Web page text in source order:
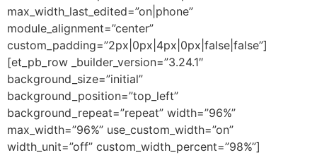
max_width_last_edited=”on|phone”
module_alignment=”center”
custom_padding=”2px|0px|4px|0px|false|false”]
[et_pb_row _builder_version=”3.24.1″
background_size=”initial”
background_position=”top_left”
background_repeat=”repeat” width=”96%”
max_width=”96%” use_custom_width=”on”
width_unit=”off” custom_width_percent=”98%”]